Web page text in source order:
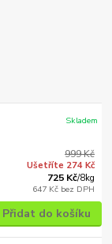
999 Kč
Ušetříte 274 Kč
725 Kč/8kg
647 Kč bez DPH
Skladem
Přidat do košíku